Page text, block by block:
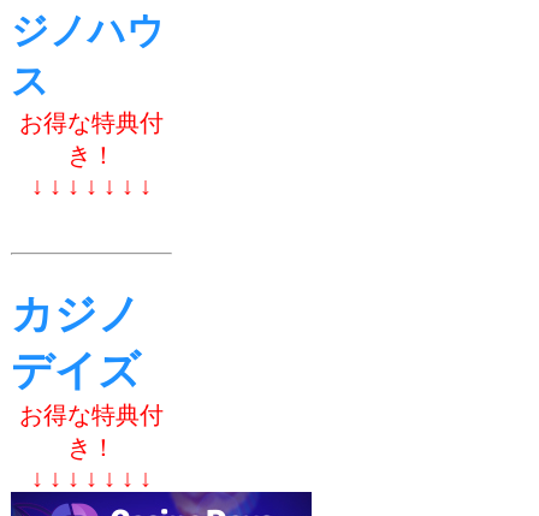
ジノハウ
ス
お得な特典付
き！
↓ ↓ ↓ ↓ ↓ ↓ ↓
カジノ
デイズ
お得な特典付
き！
↓ ↓ ↓ ↓ ↓ ↓ ↓